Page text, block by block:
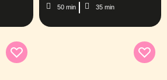
50 min 35 min